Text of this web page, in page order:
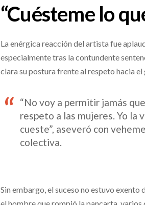
“Cuésteme lo
La enérgica reacción del artista fue
especialmente tras la contundente
clara su postura frente al respeto hacia
“No voy a permitir jamás
respeto a las mujeres. Yo la
cueste”, aseveró con
colectiva.
Sin embargo, el suceso no estuvo